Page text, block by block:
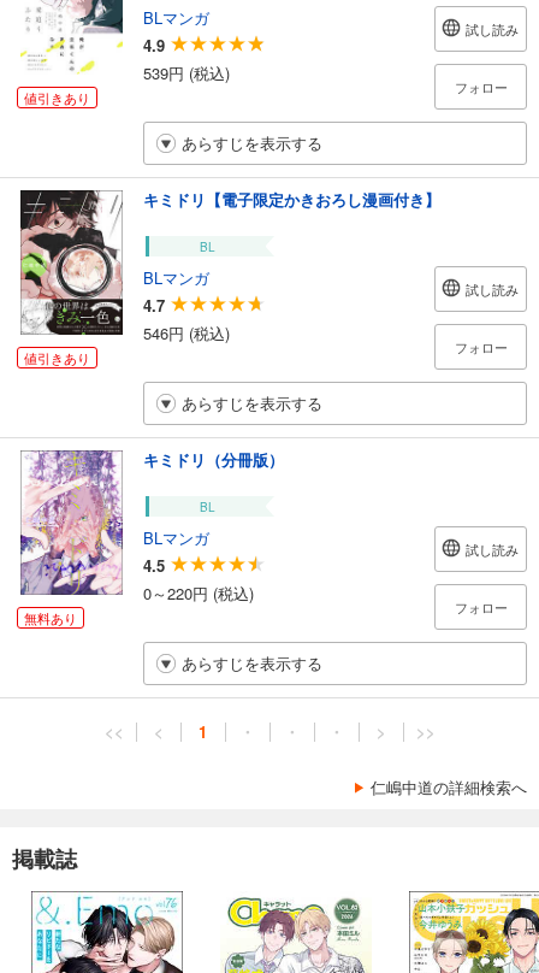
値引きあり
BLマンガ
4.9
539円 (税込)
試し読み
フォロー
あらすじを表示する
値引きあり
キミドリ【電子限定かきおろし漫画付き】
BL
BLマンガ
4.7
546円 (税込)
試し読み
フォロー
あらすじを表示する
無料あり
キミドリ（分冊版）
BL
BLマンガ
4.5
0～220円 (税込)
試し読み
フォロー
あらすじを表示する
<< < 1 ・ ・ ・ > >>
仁嶋中道の詳細検索へ
掲載誌